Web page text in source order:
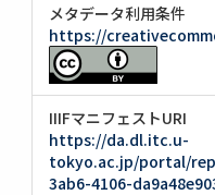
メタデータ利用条件
https://
IIIFマニフェストURI
https://da.dl.itc.u-
tokyo.ac.jp/portal/
3ab6-4106-